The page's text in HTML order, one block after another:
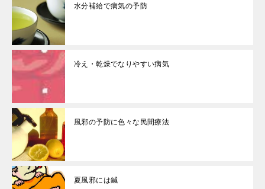
水分補給で病気の予防
冷え・乾燥でなりやすい病気
風邪の予防に色々な民間療法
夏風邪には鍼